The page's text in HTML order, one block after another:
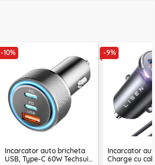
-10%
Incarcator auto bricheta
USB, Type-C 60W Techsuit
-9%
Incarcator
Charge cu